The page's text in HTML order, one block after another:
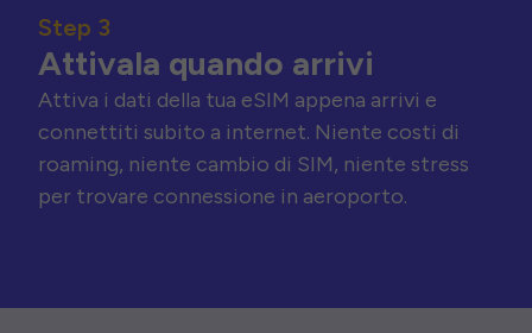
Step 3
Attivala quando arrivi
Attiva i dati della tua eSIM appena arrivi e
connettiti subito a internet. Niente costi di
roaming, niente cambio di SIM, niente stress
per trovare connessione in aeroporto.